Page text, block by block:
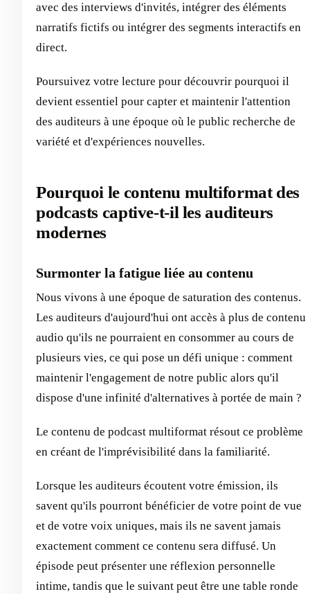
avec des interviews d'invités, intégrer des éléments
narratifs fictifs ou intégrer des segments interactifs en
direct.
Poursuivez votre lecture pour découvrir pourquoi il
devient essentiel pour capter et maintenir l'attention
des auditeurs à une époque où le public recherche de
variété et d'expériences nouvelles.
Pourquoi le contenu multiformat des
podcasts captive-t-il les auditeurs
modernes
Surmonter la fatigue liée au contenu
Nous vivons à une époque de saturation des contenus.
Les auditeurs d'aujourd'hui ont accès à plus de contenu
audio qu'ils ne pourraient en consommer au cours de
plusieurs vies, ce qui pose un défi unique : comment
maintenir l'engagement de notre public alors qu'il
dispose d'une infinité d'alternatives à portée de main ?
Le contenu de podcast multiformat résout ce problème
en créant de l'imprévisibilité dans la familiarité.
Lorsque les auditeurs écoutent votre émission, ils
savent qu'ils pourront bénéficier de votre point de vue
et de votre voix uniques, mais ils ne savent jamais
exactement comment ce contenu sera diffusé. Un
épisode peut présenter une réflexion personnelle
intime, tandis que le suivant peut être une table ronde